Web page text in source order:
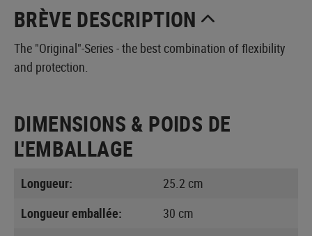
BRÈVE DESCRIPTION
The "Original"-Series - the best combination of flexibility
and protection.
DIMENSIONS & POIDS DE
L'EMBALLAGE
Longueur:
25.2 cm
Longueur emballée:
30 cm